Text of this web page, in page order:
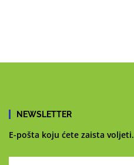
NEWSLETTER
E-pošta koju ćete zaista voljeti.